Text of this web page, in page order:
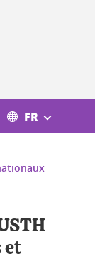
FR
et